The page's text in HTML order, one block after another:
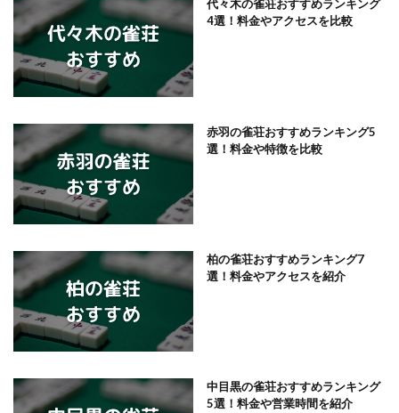
代々木の雀荘おすすめランキング
4選！料金やアクセスを比較
赤羽の雀荘おすすめランキング5
選！料金や特徴を比較
柏の雀荘おすすめランキング7
選！料金やアクセスを紹介
中目黒の雀荘おすすめランキング
5選！料金や営業時間を紹介